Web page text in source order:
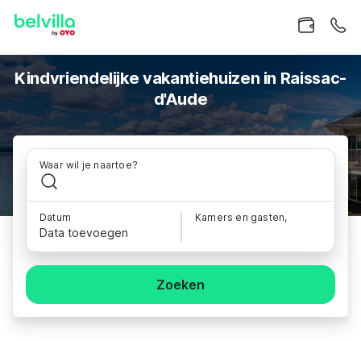
Kindvriendelijke vakantiehuizen in Raissac-
d'Aude
Waar wil je naartoe?
Datum
Data toevoegen
Kamers en gasten,
Zoeken